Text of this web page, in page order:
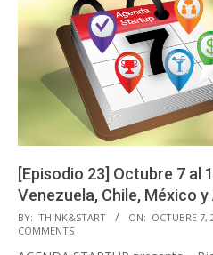
[Episodio 23] Octubre 7 al
Venezuela, Chile, México
2013-
10-
BY: THINK&START ON: OCTUBRE 7,
COMMENTS